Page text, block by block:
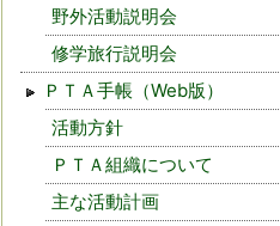
野外活動説明会
修学旅行説明会
ＰＴＡ手帳（Web版）
活動方針
ＰＴＡ組織について
主な活動計画